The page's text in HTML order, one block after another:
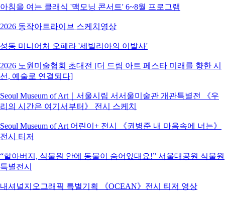
아침을 여는 클래식 '맥모닝 콘서트' 6~8월 프로그램
2026 동작아트라이브 스케치영상
성동 미니어처 오페라 '세빌리아의 이발사'
2026 노원미술협회 초대전 [더 드림 아트 페스타 미래를 향한 시
선, 예술로 연결되다]
Seoul Museum of Art｜서울시립 서서울미술관 개관특별전 《우
리의 시간은 여기서부터》 전시 스케치
Seoul Museum of Art 어린이+ 전시 《권병준 내 마음속에 너는》
전시 티저
“할아버지, 식물원 안에 동물이 숨어있대요!” 서울대공원 식물원
특별전시
내셔널지오그래픽 특별기획 《OCEAN》전시 티저 영상